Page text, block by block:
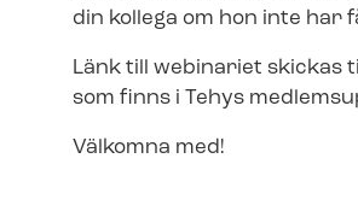
din kollega om hon inte har
Länk till webinariet skickas
som finns i Tehys
Välkomna med!